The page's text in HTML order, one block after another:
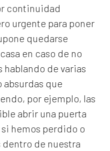
continuidad
urgente para poner
quedarse
en caso de no
de varias
que
por ejemplo, las
abrir una puerta
si hemos perdido o
dentro de nuestra